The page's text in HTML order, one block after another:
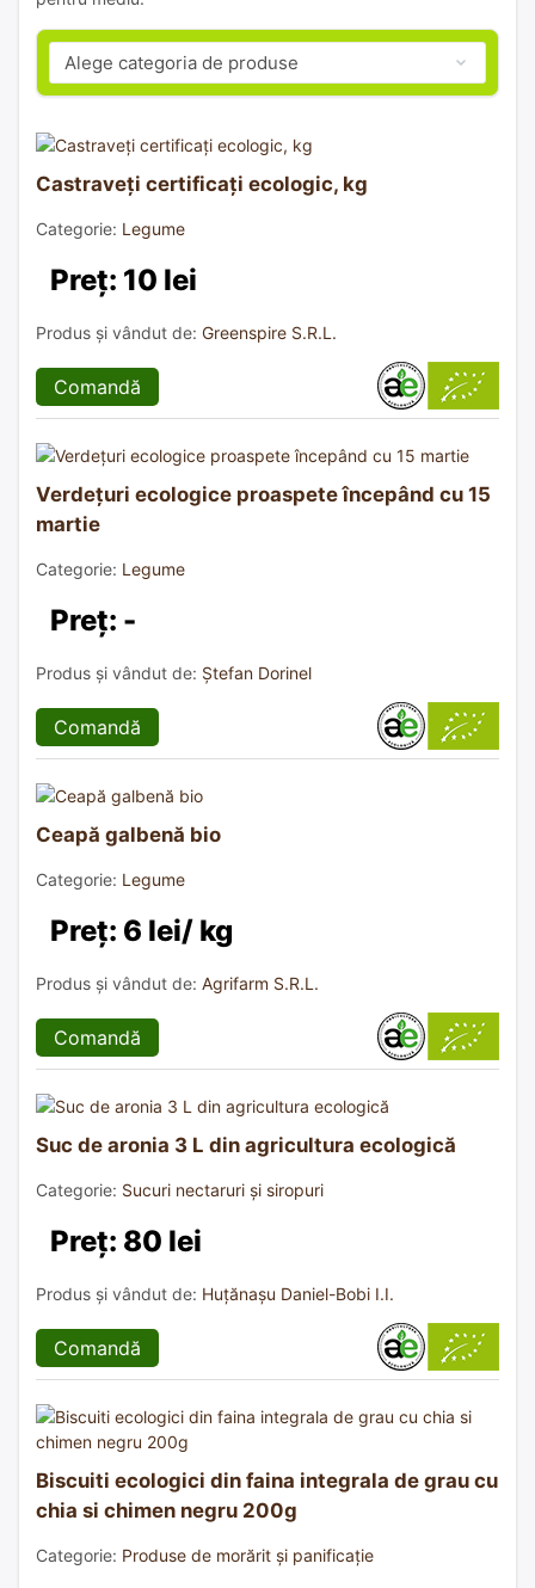
Castraveți certificați ecologic, kg
Categorie: Legume
Preț: 10 lei
Produs și vândut de: Greenspire S.R.L.
Comandă
Verdețuri ecologice proaspete începând cu 15
martie
Categorie: Legume
Preț: -
Produs și vândut de: Ștefan Dorinel
Comandă
Ceapă galbenă bio
Categorie: Legume
Preț: 6 lei/ kg
Produs și vândut de: Agrifarm S.R.L.
Comandă
Suc de aronia 3 L din agricultura ecologică
Categorie: Sucuri nectaruri și siropuri
Preț: 80 lei
Produs și vândut de: Huțănașu Daniel-Bobi I.I.
Comandă
Biscuiti ecologici din faina integrala de grau cu
chia si chimen negru 200g
Categorie: Produse de morărit și panificație